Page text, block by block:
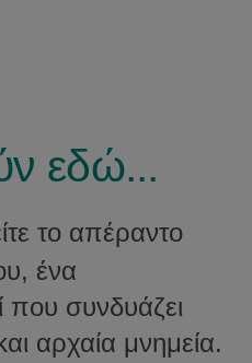
εδώ...
το απέραντο
ένα
που συνδυάζει
αρχαία μνημεία.